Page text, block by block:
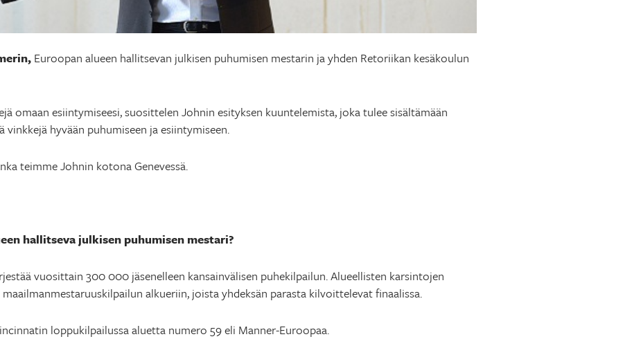
Euroopan alueen hallitsevan julkisen puhumisen mestarin ja yhden Retoriikan kesäkoulun
omaan esiintymiseesi, suosittelen Johnin esityksen kuuntelemista, joka tulee sisältämään
vinkkejä hyvään puhumiseen ja esiintymiseen.
teimme Johnin kotona Genevessä.
hallitseva julkisen puhumisen mestari?
vuosittain 300 000 jäsenelleen kansainvälisen puhekilpailun. Alueellisten karsintojen
alkueriin, joista yhdeksän parasta kilvoittelevat finaalissa.
loppukilpailussa aluetta numero 59 eli Manner-Euroopaa.